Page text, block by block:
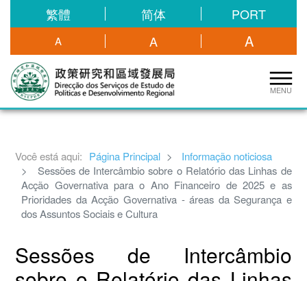
繁體 简体 PORT
A A A
MENU
Você está aqui: Página Principal
Informação noticiosa
Sessões de Intercâmbio sobre o Relatório das Linhas de
Acção Governativa para o Ano Financeiro de 2025 e as
Prioridades da Acção Governativa - áreas da Segurança e
dos Assuntos Sociais e Cultura
Sessões de Intercâmbio